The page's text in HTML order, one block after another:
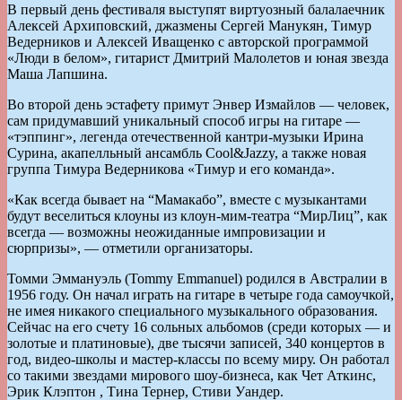
В первый день фестиваля выступят виртуозный балалаечник
Алексей Архиповский, джазмены Сергей Манукян, Тимур
Ведерников и Алексей Иващенко с авторской программой
«Люди в белом», гитарист Дмитрий Малолетов и юная звезда
Маша Лапшина.
Во второй день эстафету примут Энвер Измайлов — человек,
сам придумавший уникальный способ игры на гитаре —
«тэппинг», легенда отечественной кантри-музыки Ирина
Сурина, акапелльный ансамбль Cool&Jazzy, а также новая
группа Тимура Ведерникова «Тимур и его команда».
«Как всегда бывает на “Мамакабо”, вместе с музыкантами
будут веселиться клоуны из клоун-мим-театра “МирЛиц”, как
всегда — возможны неожиданные импровизации и
сюрпризы», — отметили организаторы.
Томми Эммануэль (Tommy Emmanuel) родился в Австралии в
1956 году. Он начал играть на гитаре в четыре года самоучкой,
не имея никакого специального музыкального образования.
Сейчас на его счету 16 сольных альбомов (среди которых — и
золотые и платиновые), две тысячи записей, 340 концертов в
год, видео-школы и мастер-классы по всему миру. Он работал
со такими звездами мирового шоу-бизнеса, как Чет Аткинс,
Эрик Клэптон , Тина Тернер, Стиви Уандер.